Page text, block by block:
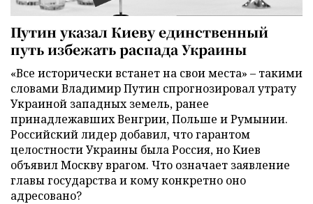
Путин указал Киеву единственный
путь избежать распада Украины
«Все исторически встанет на свои места» – такими
словами Владимир Путин спрогнозировал утрату
Украиной западных земель, ранее
принадлежавших Венгрии, Польше и Румынии.
Российский лидер добавил, что гарантом
целостности Украины была Россия, но Киев
объявил Москву врагом. Что означает заявление
главы государства и кому конкретно оно
адресовано?